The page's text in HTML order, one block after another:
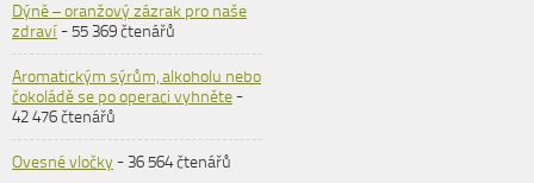
Dýně – oranžový zázrak pro naše
zdraví- 55 369 čtenářů
Aromatickým sýrům, alkoholu nebo
čokoládě se po operaci vyhněte-
42 476 čtenářů
Ovesné vločky- 36 564 čtenářů